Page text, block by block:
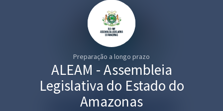
Graduação
Preparação a longo prazo
ALEAM - Assembleia
Legislativa do Estado do
Amazonas